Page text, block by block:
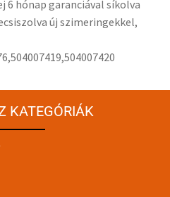
hónap garanciával síkolva
új szimeringekkel,
KATEGÓRIÁK